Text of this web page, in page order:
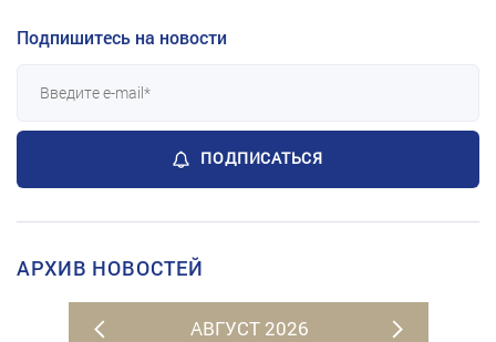
Подпишитесь на новости
ПОДПИСАТЬСЯ
АРХИВ НОВОСТЕЙ
АВГУСТ 2026